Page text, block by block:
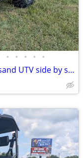
• • • • •
2026 New Massimo Buck 450 Quicksand UTV side by side